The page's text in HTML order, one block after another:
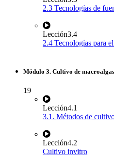
2.3 Tecnologías de
Lección3.4
2.4 Tecnologías para
Módulo 3. Cultivo de macroalgas
19
Lección4.1
3.1. Métodos de
Lección4.2
Cultivo invitro